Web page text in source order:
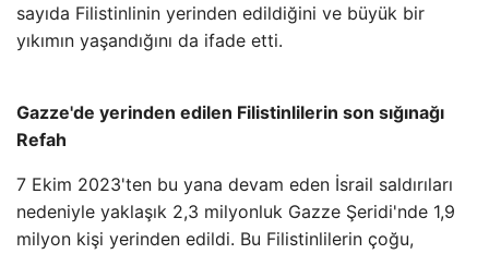
sayıda Filistinlinin yerinden edildiğini ve büyük bir
yıkımın yaşandığını da ifade etti.
Gazze'de yerinden edilen Filistinlilerin son sığınağı
Refah
7 Ekim 2023'ten bu yana devam eden İsrail saldırıları
nedeniyle yaklaşık 2,3 milyonluk Gazze Şeridi'nde 1,9
milyon kişi yerinden edildi. Bu Filistinlilerin çoğu,